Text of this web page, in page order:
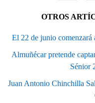
OTROS
El 22 de junio comenzará
Almuñécar pretende
Sénior
Juan Antonio Chinchilla